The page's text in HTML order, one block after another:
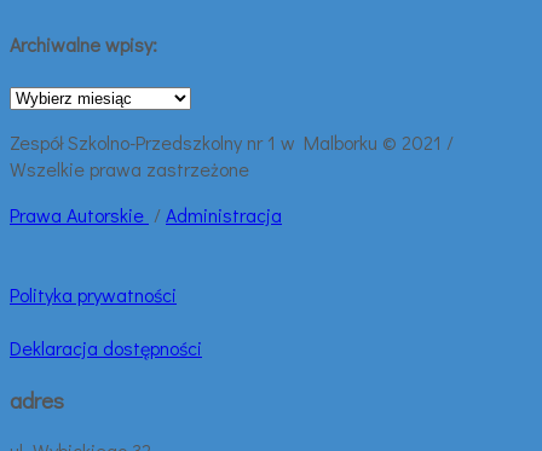
Archiwalne wpisy:
Archiwalne
Zespół Szkolno-Przedszkolny nr 1 w Malborku © 2021 /
Wszelkie prawa zastrzeżone
Prawa Autorskie /Administracja
Polityka prywatności
Deklaracja dostępności
adres